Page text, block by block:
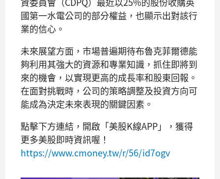
國第一水電公司的部分權益，也顯示出對該行
業的信心。
未來展望方面，市場普遍期待布魯克菲爾德能
夠利用其強大的資源和專業知識，抓住即將到
來的機會，以實現更高的成長率和股東回報。
在面對挑戰時，公司的策略調整及投資方向可
能成為決定未來表現的關鍵因素。
點擊下方連結，開啟「美股K線APP」，獲得
更多美股即時資訊喔！
https://www.cmoney.tw/r/56/id7ogv